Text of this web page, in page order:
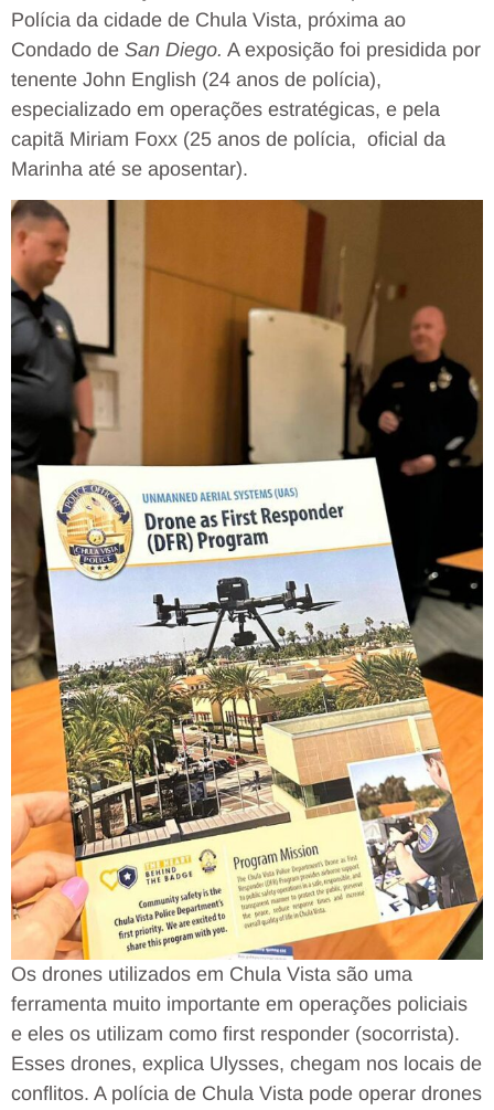
Polícia da cidade de Chula Vista, próxima ao
Condado de San Diego. A exposição foi presidida por
tenente John English (24 anos de polícia),
especializado em operações estratégicas, e pela
capitã Miriam Foxx (25 anos de polícia, oficial da
Marinha até se aposentar).
Os drones utilizados em Chula Vista são uma
ferramenta muito importante em operações policiais
e eles os utilizam como first responder (socorrista).
Esses drones, explica Ulysses, chegam nos locais de
conflitos. A polícia de Chula Vista pode operar drones